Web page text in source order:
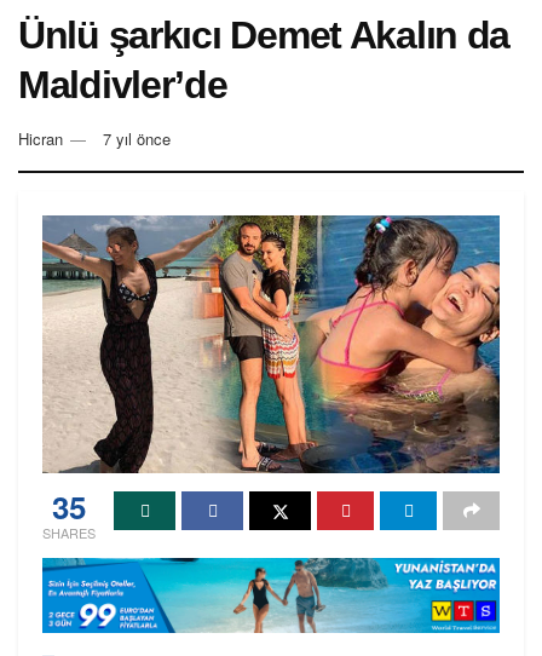
Ünlü şarkıcı Demet Akalın da
Maldivler’de
Hicran 7 yıl önce
35
SHARES